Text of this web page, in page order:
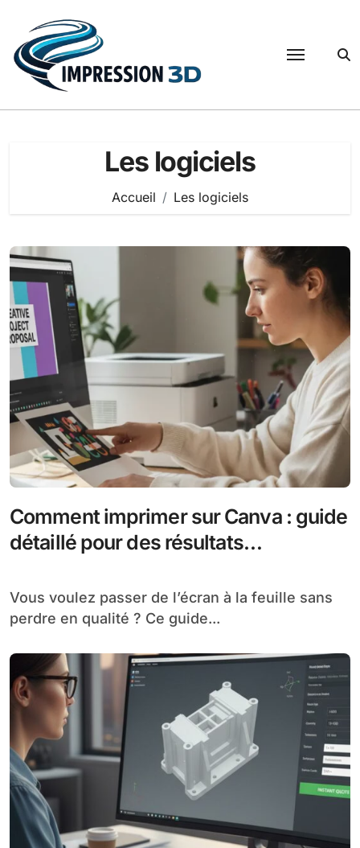
contenu
Les logiciels
Accueil Les logiciels
Comment imprimer sur Canva : guide
détaillé pour des résultats
Vous voulez passer de l’écran à la feuille sans
perdre en qualité ? Ce guide...